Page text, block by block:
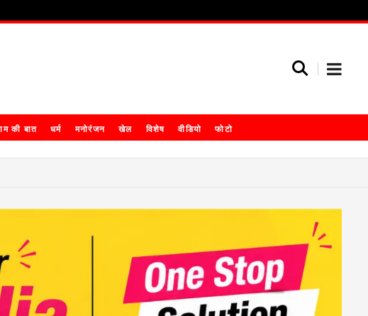
की बात धर्म मनोरंजन खेल विशेष वीडियो फोटो